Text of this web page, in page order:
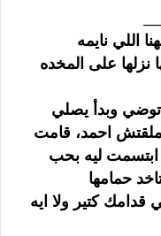
اللي نايمه
على المخده
وبدأ يصلي
احمد، قامت
ابتسمت ليه بحب
حمامها
كتير ولا ايه